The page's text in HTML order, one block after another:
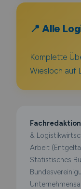
📍 Alle
Komplette
Wiesloch auf
Fachredaktion
&
Arbeit
Statistisches